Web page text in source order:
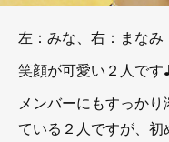
左：みな、右：まなみ
笑顔が可愛い２人です
メンバーにもすっか
ている２人ですが、